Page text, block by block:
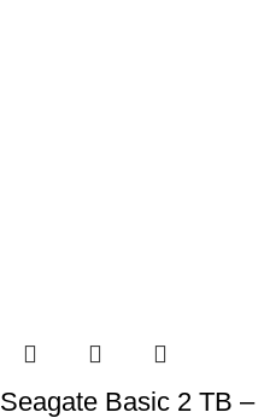
Seagate Basic 2 TB –